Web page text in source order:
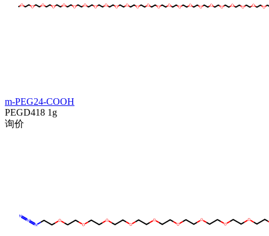
m-PEG24-COOH
PEGD418 1g
询价